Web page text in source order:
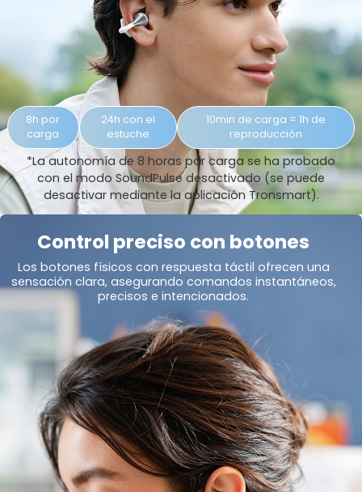
8h por
carga
24h con el
estuche
10min de carga = 1h de
reproducción
*La autonomía de 8 horas por carga se ha probado
con el modo SoundPulse desactivado (se puede
desactivar mediante la aplicación Tronsmart).
Control preciso con botones
Los botones físicos con respuesta táctil ofrecen una
sensación clara, asegurando comandos instantáneos,
precisos e intencionados.